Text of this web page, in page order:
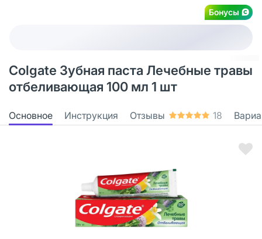
Бонусы
Colgate Зубная паста Лечебные травы
отбеливающая 100 мл 1 шт
Основное Инструкция Отзывы 18